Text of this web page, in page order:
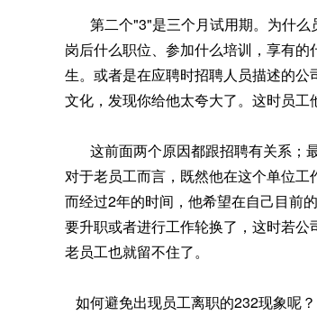
第二个"3"是三个月试用期。为什么
岗后什么职位、参加什么培训，享有
生。或者是在应聘时招聘人员描述的
文化，发现你给他太夸大了。这时员工
这前面两个原因都跟招聘有关系；最
对于老员工而言，既然他在这个单位
而经过2年的时间，他希望在自己目前
要升职或者进行工作轮换了，这时若
老员工也就留不住了。
如何避免出现员工离职的232现象呢？